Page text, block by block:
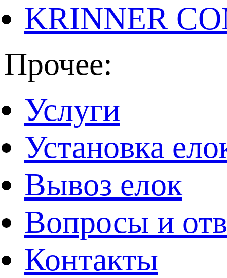
KRINNER
Прочее:
Услуги
Установка
Вывоз елок
Вопросы и
Контакты